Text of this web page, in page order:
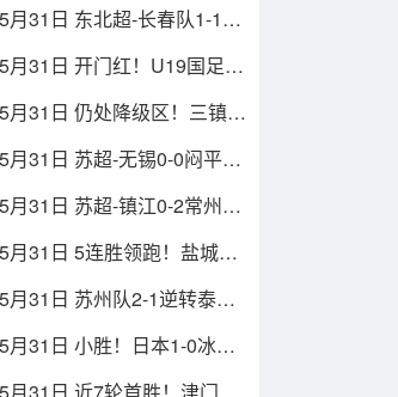
月31日 东北超-长春队1-1战
月31日 开门红！U19国足1-
月31日 仍处降级区！三镇1-
月31日 苏超-无锡0-0闷平南
月31日 苏超-镇江0-2常州吞
月31日 5连胜领跑！盐城队
月31日 苏州队2-1逆转泰州
月31日 小胜！日本1-0冰岛